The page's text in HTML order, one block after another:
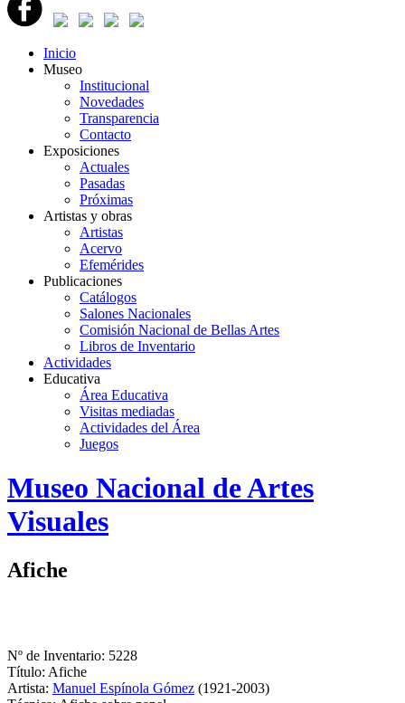
Inicio
Museo
Institucional
Novedades
Transparencia
Contacto
Exposiciones
Actuales
Pasadas
Próximas
Artistas y obras
Artistas
Acervo
Efemérides
Publicaciones
Catálogos
Salones Nacionales
Comisión Nacional de Bellas Artes
Libros de Inventario
Actividades
Educativa
Área Educativa
Visitas mediadas
Actividades del Área
Juegos
Logo
MNAV
Museo Nacional de Artes
Visuales
Afiche
Nº de Inventario: 5228
Título: Afiche
Artista: Manuel Espínola Gómez (1921-2003)